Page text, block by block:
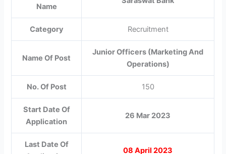
Name
Category Recruitment
Name Of Post
Junior Officers (Marketing And
Operations)
No. Of Post 150
Start Date Of
Application
26 Mar 2023
Last Date Of
08 April 2023